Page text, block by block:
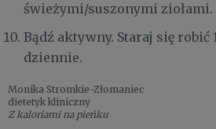
świeżymi/suszonymi ziołami.
Bądź aktywny. Staraj się robić
dziennie.
Monika Stromkie-Złomaniec
dietetyk kliniczny
Z kaloriami na pieńku